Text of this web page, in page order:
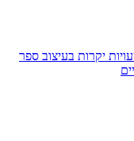
יקרות בעיצוב ספר